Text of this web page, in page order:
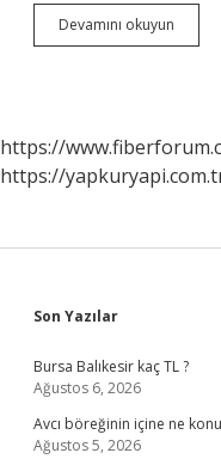
Devamını okuyun
Brut
https://
https://
Sidebar
Son Yazılar
Bursa Balıkesir kaç TL ?
Ağustos 6, 2026
Avcı böreğinin içine ne
Ağustos 5, 2026